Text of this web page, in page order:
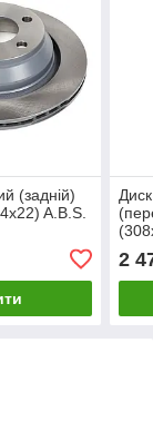
(задній)
A.B.S.
2